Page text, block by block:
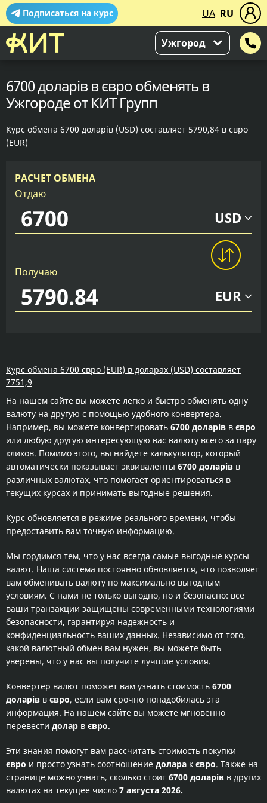
Подписаться на курс UA RU
Ужгород
6700 доларів в євро обменять в
Ужгороде от КИТ Групп
Курс обмена 6700 доларів (USD) составляет 5790,84 в євро
(EUR)
РАСЧЕТ ОБМЕНА
Отдаю
USD
Получаю
EUR
Курс обмена 6700 євро (EUR) в доларах (USD) составляет
7751,9
На нашем сайте вы можете легко и быстро обменять одну
валюту на другую с помощью удобного конвертера.
Например, вы можете конвертировать 6700 доларів в євро
или любую другую интересующую вас валюту всего за пару
кликов. Помимо этого, вы найдете калькулятор, который
автоматически показывает эквиваленты 6700 доларів в
различных валютах, что помогает ориентироваться в
текущих курсах и принимать выгодные решения.
Курс обновляется в режиме реального времени, чтобы
предоставить вам точную информацию.
Мы гордимся тем, что у нас всегда самые выгодные курсы
валют. Наша система постоянно обновляется, что позволяет
вам обменивать валюту по максимально выгодным
условиям. С нами не только выгодно, но и безопасно: все
ваши транзакции защищены современными технологиями
безопасности, гарантируя надежность и
конфиденциальность ваших данных. Независимо от того,
какой валютный обмен вам нужен, вы можете быть
уверены, что у нас вы получите лучшие условия.
Конвертер валют поможет вам узнать стоимость 6700
доларів в євро, если вам срочно понадобилась эта
информация. На нашем сайте вы можете мгновенно
перевести долар в євро.
Эти знания помогут вам рассчитать стоимость покупки
євро и просто узнать соотношение долара к євро. Также на
странице можно узнать, сколько стоит 6700 доларів в других
валютах на текущее число 7 августа 2026.